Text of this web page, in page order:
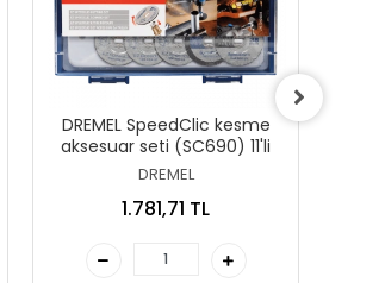
DREMEL SpeedClic kesme
aksesuar seti (SC690) 11'li
DREMEL
1.781,71 TL